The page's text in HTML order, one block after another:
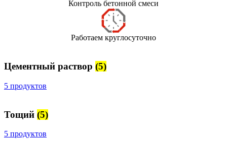
Контроль бетонной смеси
Работаем круглосуточно
Цементный раствор (5)
5 продуктов
Тощий (5)
5 продуктов